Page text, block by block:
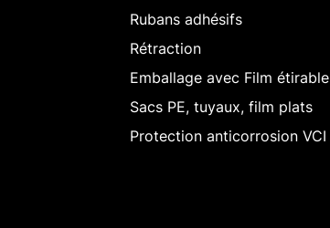
Rubans adhésifs
Rétraction
Emballage avec Film étirable
Sacs PE, tuyaux, film plats
Protection anticorrosion VCI